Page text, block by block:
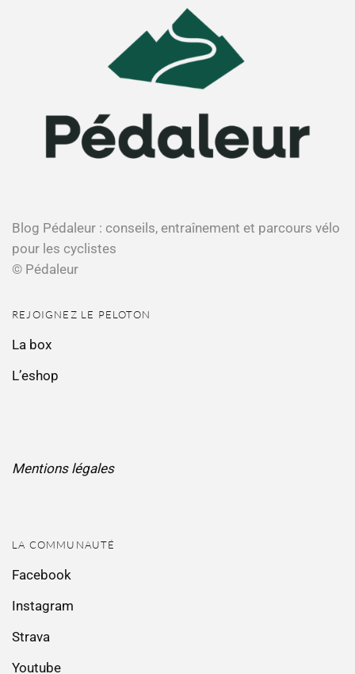
Blog Pédaleur : conseils, entraînement et parcours vélo
pour les cyclistes
© Pédaleur
REJOIGNEZ LE PELOTON
La box
L’eshop
Mentions légales
LA COMMUNAUTÉ
Facebook
Instagram
Strava
Youtube